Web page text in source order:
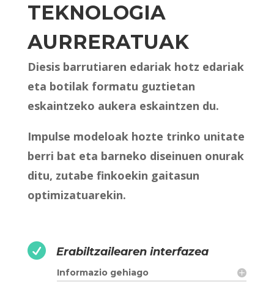
TEKNOLOGIA
AURRERATUAK
Diesis barrutiaren edariak hotz edariak
eta botilak formatu guztietan
eskaintzeko aukera eskaintzen du.
Impulse modeloak hozte trinko unitate
berri bat eta barneko diseinuen onurak
ditu, zutabe finkoekin gaitasun
optimizatuarekin.
 Erabiltzailearen interfazea
Informazio gehiago